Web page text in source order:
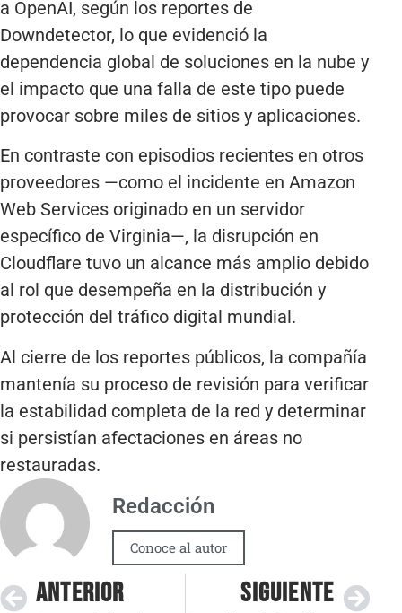
a OpenAI, según los reportes de
Downdetector, lo que evidenció la
dependencia global de soluciones en la nube y
el impacto que una falla de este tipo puede
provocar sobre miles de sitios y aplicaciones.
En contraste con episodios recientes en otros
proveedores —como el incidente en Amazon
Web Services originado en un servidor
específico de Virginia—, la disrupción en
Cloudflare tuvo un alcance más amplio debido
al rol que desempeña en la distribución y
protección del tráfico digital mundial.
Al cierre de los reportes públicos, la compañía
mantenía su proceso de revisión para verificar
la estabilidad completa de la red y determinar
si persistían afectaciones en áreas no
restauradas.
Redacción
Conoce al autor
ANTERIOR SIGUIENTE